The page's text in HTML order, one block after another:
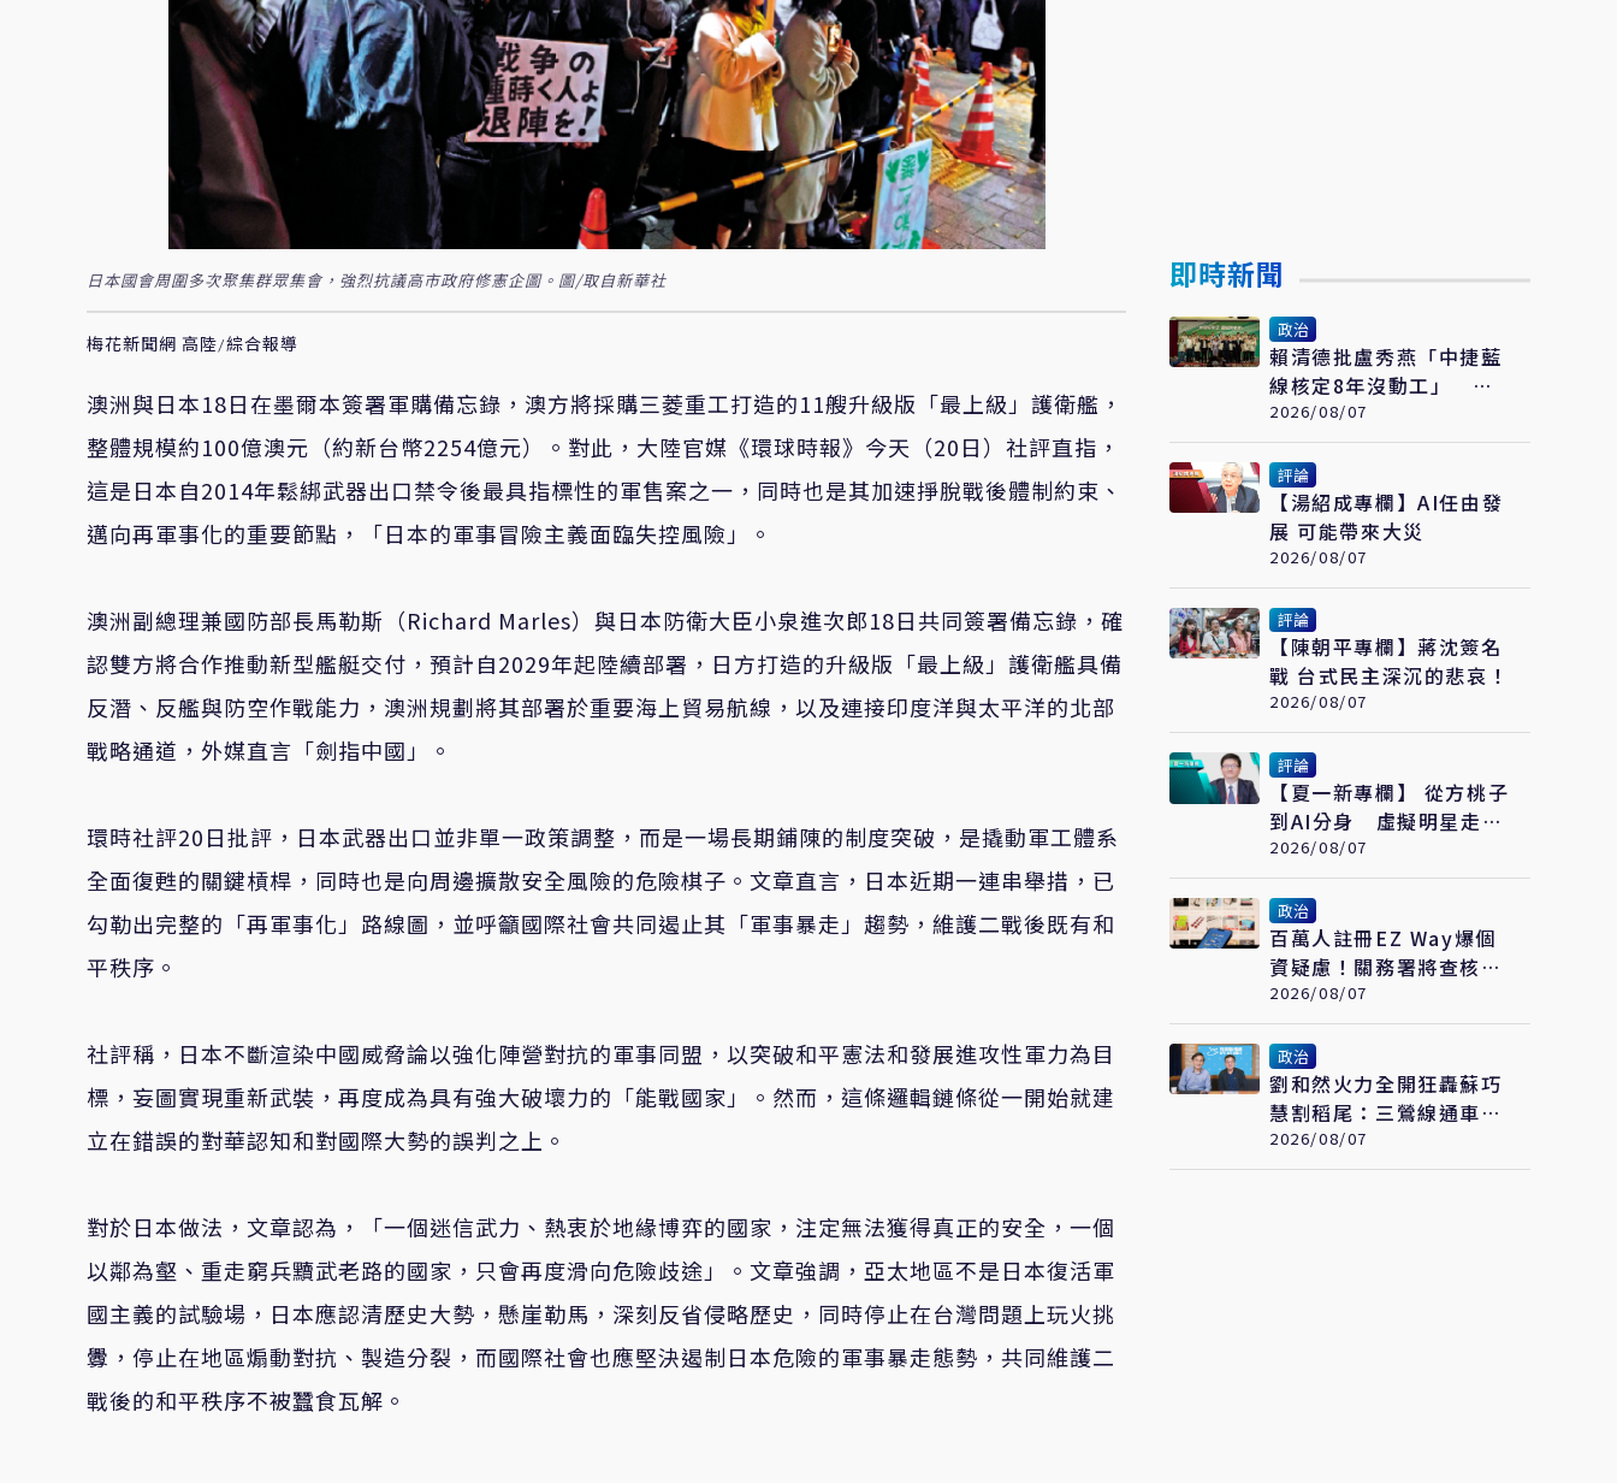
日本國會周圍多次聚集群眾集會，強烈抗議高市政府修憲企圖。圖/取自新華社
梅花新聞網 高陸/綜合報導
澳洲與日本18日在墨爾本簽署軍購備忘錄，澳方將採購三菱重工打造的11艘升級版「最上級」護衛艦，
整體規模約100億澳元（約新台幣2254億元）。對此，大陸官媒《環球時報》今天（20日）社評直指，
這是日本自2014年鬆綁武器出口禁令後最具指標性的軍售案之一，同時也是其加速掙脫戰後體制約束、
邁向再軍事化的重要節點，「日本的軍事冒險主義面臨失控風險」。
澳洲副總理兼國防部長馬勒斯（Richard Marles）與日本防衛大臣小泉進次郎18日共同簽署備忘錄，確
認雙方將合作推動新型艦艇交付，預計自2029年起陸續部署，日方打造的升級版「最上級」護衛艦具備
反潛、反艦與防空作戰能力，澳洲規劃將其部署於重要海上貿易航線，以及連接印度洋與太平洋的北部
戰略通道，外媒直言「劍指中國」。
環時社評20日批評，日本武器出口並非單一政策調整，而是一場長期鋪陳的制度突破，是撬動軍工體系
全面復甦的關鍵槓桿，同時也是向周邊擴散安全風險的危險棋子。文章直言，日本近期一連串舉措，已
勾勒出完整的「再軍事化」路線圖，並呼籲國際社會共同遏止其「軍事暴走」趨勢，維護二戰後既有和
平秩序。
社評稱，日本不斷渲染中國威脅論以強化陣營對抗的軍事同盟，以突破和平憲法和發展進攻性軍力為目
標，妄圖實現重新武裝，再度成為具有強大破壞力的「能戰國家」。然而，這條邏輯鏈條從一開始就建
立在錯誤的對華認知和對國際大勢的誤判之上。
對於日本做法，文章認為，「一個迷信武力、熱衷於地緣博弈的國家，注定無法獲得真正的安全，一個
以鄰為壑、重走窮兵黷武老路的國家，只會再度滑向危險歧途」。文章強調，亞太地區不是日本復活軍
國主義的試驗場，日本應認清歷史大勢，懸崖勒馬，深刻反省侵略歷史，同時停止在台灣問題上玩火挑
釁，停止在地區煽動對抗、製造分裂，而國際社會也應堅決遏制日本危險的軍事暴走態勢，共同維護二
戰後的和平秩序不被蠶食瓦解。
即時新聞
政治
賴清德批盧秀燕「中捷藍
線核定8年沒動工」 黃
健豪：萊爾校長開口就說
謊
2026/08/07
評論
【湯紹成專欄】AI任由發
展 可能帶來大災
2026/08/07
評論
【陳朝平專欄】蔣沈簽名
戰 台式民主深沉的悲哀！
2026/08/07
評論
【夏一新專欄】 從方桃子
到AI分身 虛擬明星走向
全球影視
2026/08/07
政治
百萬人註冊EZ Way爆個
資疑慮！關務署將查核關
貿：3個月提檢討報告
2026/08/07
政治
劉和然火力全開狂轟蘇巧
慧割稻尾：三鶯線通車甘
妳什麼事
2026/08/07